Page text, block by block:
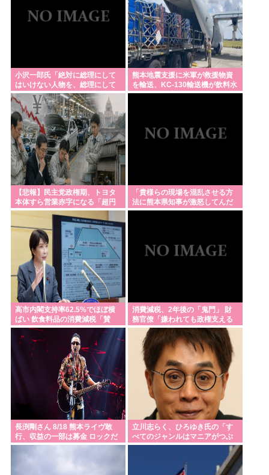
【（・(ェ)・）】クマを「溺死」させて駆除、町役場
に1週間「抗議」殺到…なぜ銃を使えなかった？岩
手・雫石町が明かす背景
パ 「高市に野次を飛ばす理由？ 貴様はゴキブリが出
たら新聞紙で叩かないのか？」
玉城デニー知事、沖縄独立を宣言「日本政府から沖
縄をとりもろす！！」
コンビニや飲食店から日本人男店員が消える
Powered by livedoor 相互RSS
小沢一郎氏「絶対に総理にして
はいけない人物を、総理にして
しまった。もはや取り返しがつ
かない」
熊本地震支援に米軍が救援物資
を輸送、KC-130輸送機が飲料水
約16トンを空輸！
【悲報】民主党政権期、トヨタ
本体すら営業赤字になる「超円
高」…中小企業の景況も厳しい
水準だった←これ
「貴様らの現場を混乱させる方
法に熊本県知事が激怒してんだ
よ」と報道特集の非常識すぎる
高市内閣支持率62.5%でほぼ横
ばい 飲食料品の消費減税「賛
成」52.9%
消費減税、2年後の「鬼門」 財
務官僚「嫌われても政権支える
しか」
長渕剛さん 8/18 熊本ライヴ敢
行、収益の一部は募金 ロックだ
ぜ！！！
立川志らく、ひろゆき氏の「す
べてのジャンルはマニアがつぶ
す」に完全同意「そういう連中